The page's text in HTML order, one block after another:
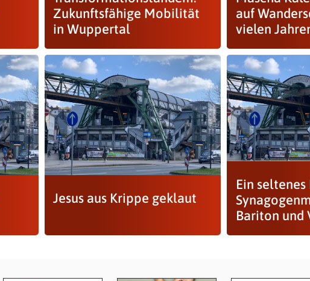
Zukunftsfähige Mobilität
in Wuppertal
auf
vielen
Jesus aus Krippe geklaut
Ein
Bariton und